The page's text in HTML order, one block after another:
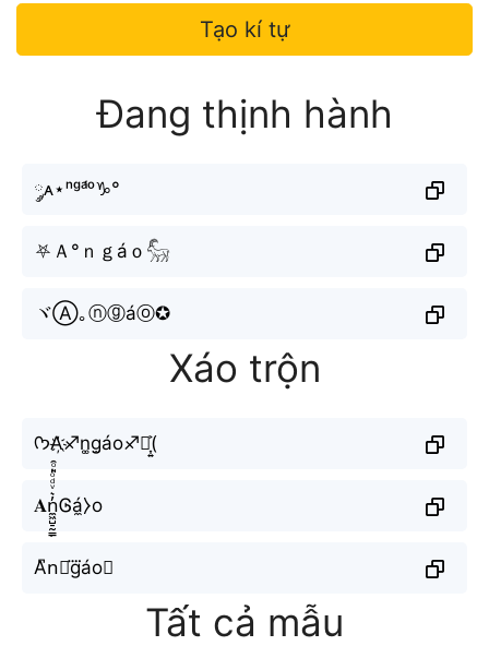
Tạo kí tự
Đang thịnh hành
༘ᴀ⋆ⁿᵍᵃ́ᵒ♑︎°
⛧Ａ°ｎｇáｏ𓃵
ヾⒶ｡ⓝⓖáⓞ✪
Xáo trộn
ᡣ𐭩A҉♐︎n͚g̫áo♐︎♐︎͎͍͐(
𝐀n̼͖̺̠̰͇̙̓͛ͮͩͦ̎ͦ̑ͅᎶá̼⧽o
A͆n⃟g⃜áo⋆
Tất cả mẫu